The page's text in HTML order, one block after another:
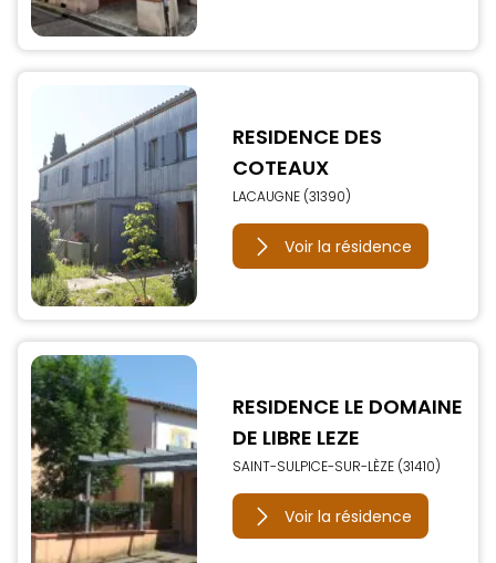
RESIDENCE DES
COTEAUX
LACAUGNE (31390)
Voir la résidence
RESIDENCE LE DOMAINE
DE LIBRE LEZE
SAINT-SULPICE-SUR-LÈZE (31410)
Voir la résidence